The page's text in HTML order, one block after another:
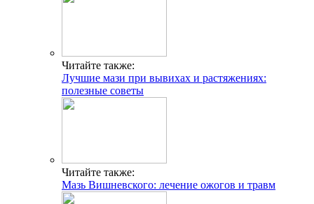
Читайте также:
Лучшие мази при вывихах и растяжениях:
полезные советы
Читайте также:
Мазь Вишневского: лечение ожогов и травм